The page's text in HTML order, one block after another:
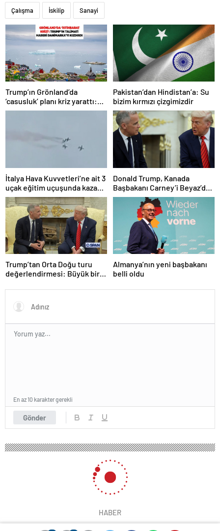
Çalışma İskilip Sanayi
Trump’ın Grönland’da
‘casusluk’ planı kriz yarattı:
Danimarka ABD elçisini
Pakistan’dan Hindistan’a: Su
bizim kırmızı çizgimizdir
İtalya Hava Kuvvetleri’ne ait 3
uçak eğitim uçuşunda kaza
yaptı
Donald Trump, Kanada
Başbakanı Carney’i Beyaz’da
ağırladı
Trump’tan Orta Doğu turu
değerlendirmesi: Büyük bir
Almanya’nın yeni başbakanı
belli oldu
Gönder
En az 10 karakter gerekli
HABER